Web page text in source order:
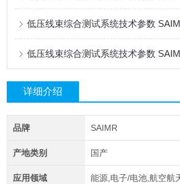
低压线束综合测试系统技术参数
低压线束综合测试系统技术参数
详细介绍
品牌 SAIMR
产地类别 国产
应用领域 能源,电子/电池,航空航